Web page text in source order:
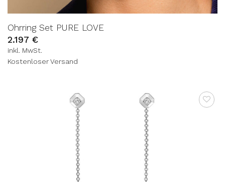
Ohrring Set PURE LOVE
2.197 €
inkl. MwSt.
Kostenloser Versand